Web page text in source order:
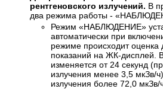
рентгеновского излучений. В
два режима работы -
Режим «НАБЛЮДЕНИЕ»
автоматически при
режиме происходит оценка
показаний на ЖК-дисплей.
изменяется от 24 секунд
излучения менее 3,5 мкЗв/
излучения более 72,0 мкЗв/